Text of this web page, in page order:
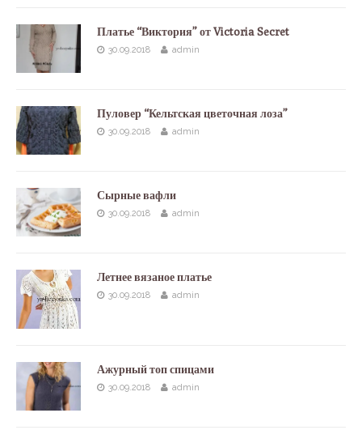
Платье “Виктория” от Victoria Secret
30.09.2018 admin
Пуловер “Кельтская цветочная лоза”
30.09.2018 admin
Сырные вафли
30.09.2018 admin
Летнее вязаное платье
30.09.2018 admin
Ажурный топ спицами
30.09.2018 admin